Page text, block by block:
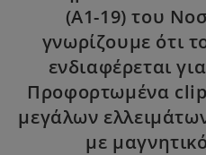
(Α1-19) του
γνωρίζουμε ότι
ενδιαφέρεται
Προφορτωμένα
μεγάλων
με